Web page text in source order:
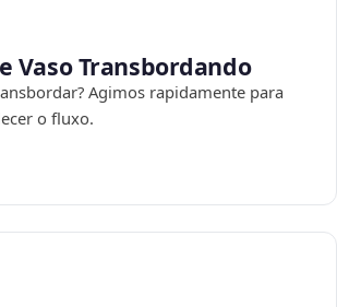
Vaso Transbordando
Agimos rapidamente para
o fluxo.